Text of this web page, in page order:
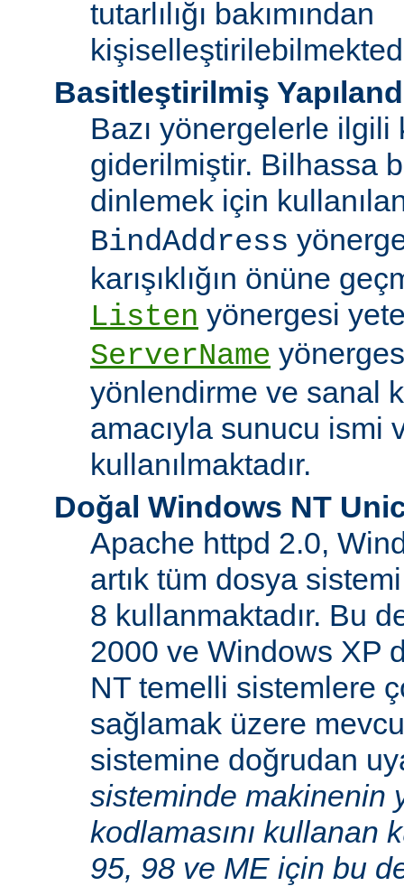
tutarlılığı bakımından
Basitleştirilmiş
Bazı yönergelerle ilgili
giderilmiştir. Bilhassa
dinlemek için
BindAddress
karışıklığın önüne
Listen yönergesi
ServerName
yönlendirme ve sanal
amacıyla sunucu ismi
kullanılmaktadır.
Doğal Windows NT
Apache httpd 2.0,
artık tüm dosya
8 kullanmaktadır. Bu
2000 ve Windows XP
NT temelli sistemlere
sağlamak üzere
sistemine doğrudan
sisteminde makinenin
kodlamasını kullanan
95, 98 ve ME için bu